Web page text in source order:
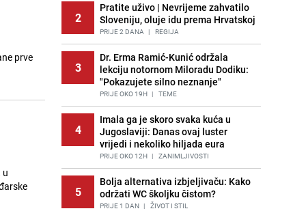
prve
u
2
Pratite uživo | Nevrijeme zahvatilo
Sloveniju, oluje idu prema Hrvatskoj
PRIJE 2 DANA | REGIJA
3
Dr. Erma Ramić-Kunić održala
lekciju notornom Miloradu Dodiku:
"Pokazujete silno neznanje"
PRIJE OKO 19H | TEME
4
Imala ga je skoro svaka kuća u
Jugoslaviji: Danas ovaj luster
vrijedi i nekoliko hiljada eura
PRIJE OKO 12H | ZANIMLJIVOSTI
5
Bolja alternativa izbjeljivaču: Kako
održati WC školjku čistom?
PRIJE 1 DAN | ŽIVOT I STIL